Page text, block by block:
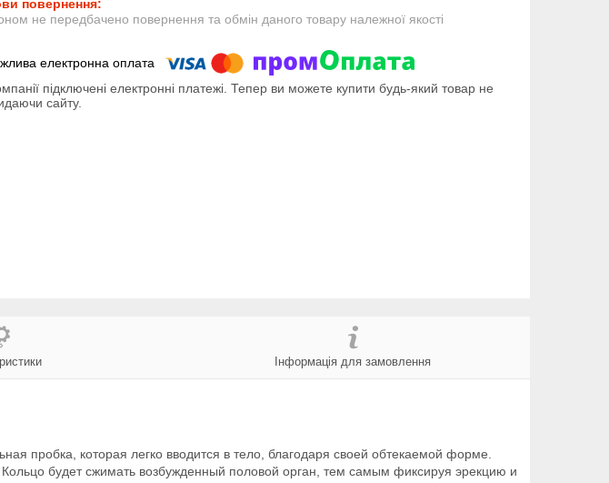
не передбачено повернення та обмін даного товару належної якості
підключені електронні платежі. Тепер ви можете купити будь-який товар не
сайту.
Інформація для замовлення
пробка, которая легко вводится в тело, благодаря своей обтекаемой форме.
будет сжимать возбужденный половой орган, тем самым фиксируя эрекцию и